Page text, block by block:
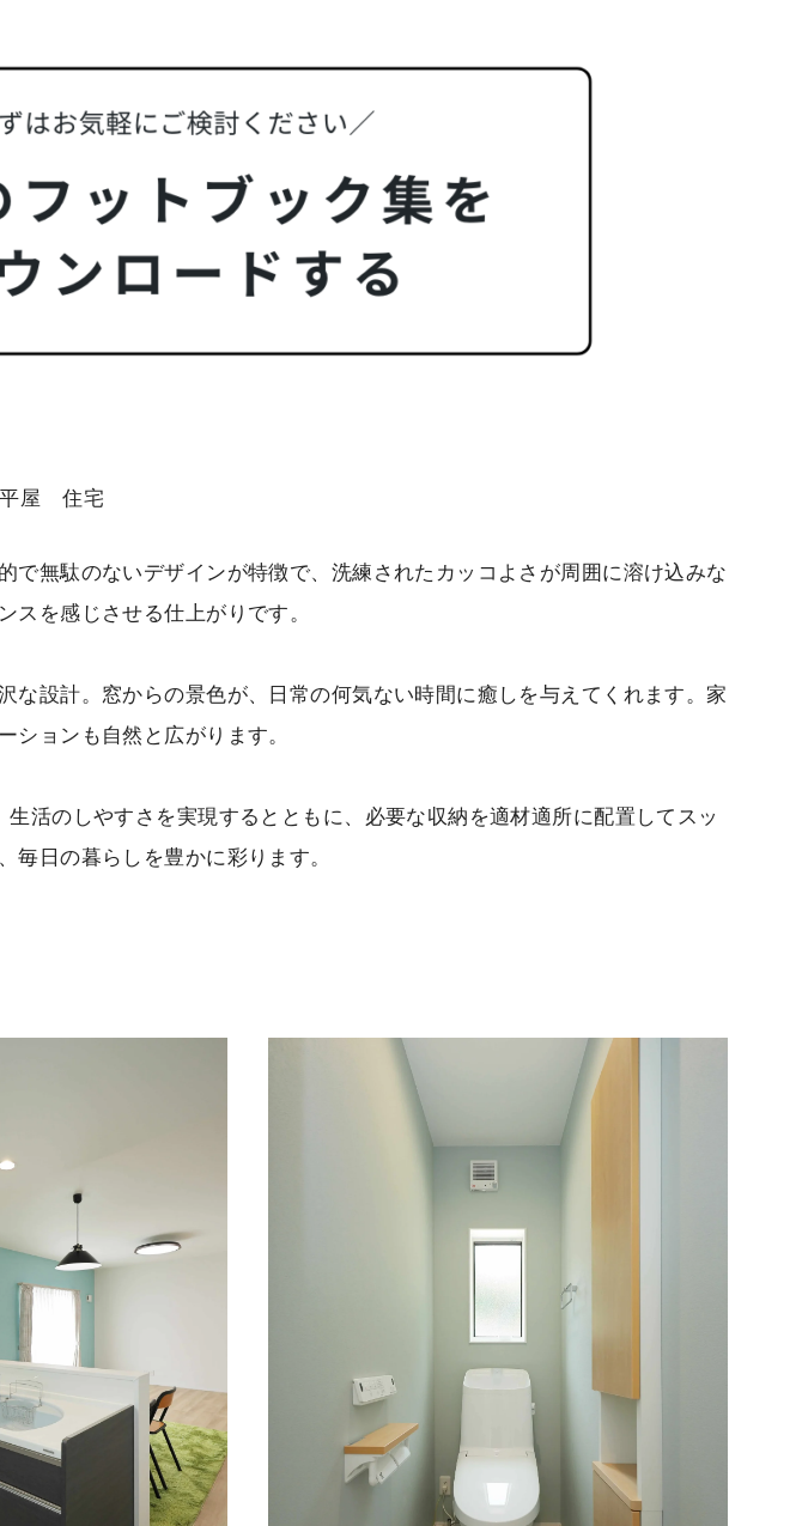
屋 住宅
無駄のないデザインが特徴で、洗練されたカッコよさが周囲に溶け込みな
を感じさせる仕上がりです。
設計。窓からの景色が、日常の何気ない時間に癒しを与えてくれます。家
ョンも自然と広がります。
活のしやすさを実現するとともに、必要な収納を適材適所に配置してスッ
日の暮らしを豊かに彩ります。